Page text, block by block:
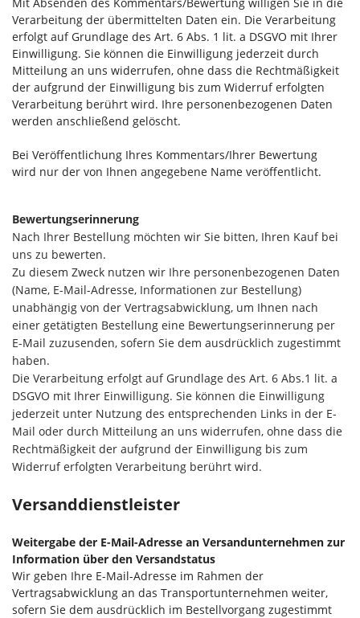
Verarbeitung der übermittelten Daten ein. Die Verarbeitung
erfolgt auf Grundlage des Art. 6 Abs. 1 lit. a DSGVO mit Ihrer
Einwilligung. Sie können die Einwilligung jederzeit durch
Mitteilung an uns widerrufen, ohne dass die Rechtmäßigkeit
der aufgrund der Einwilligung bis zum Widerruf erfolgten
Verarbeitung berührt wird. Ihre personenbezogenen Daten
werden anschließend gelöscht.
Bei Veröffentlichung Ihres Kommentars/Ihrer Bewertung
wird nur der von Ihnen angegebene Name veröffentlicht.
Bewertungserinnerung
Nach Ihrer Bestellung möchten wir Sie bitten, Ihren Kauf bei
uns zu bewerten.
Zu diesem Zweck nutzen wir Ihre personenbezogenen Daten
(Name, E-Mail-Adresse, Informationen zur Bestellung)
unabhängig von der Vertragsabwicklung, um Ihnen nach
einer getätigten Bestellung eine Bewertungserinnerung per
E-Mail zuzusenden, sofern Sie dem ausdrücklich zugestimmt
haben.
Die Verarbeitung erfolgt auf Grundlage des Art. 6 Abs.1 lit. a
DSGVO mit Ihrer Einwilligung. Sie können die Einwilligung
jederzeit unter Nutzung des entsprechenden Links in der E-
Mail oder durch Mitteilung an uns widerrufen, ohne dass die
Rechtmäßigkeit der aufgrund der Einwilligung bis zum
Widerruf erfolgten Verarbeitung berührt wird.
Versanddienstleister
Weitergabe der E-Mail-Adresse an Versandunternehmen zur
Information über den Versandstatus
Wir geben Ihre E-Mail-Adresse im Rahmen der
Vertragsabwicklung an das Transportunternehmen weiter,
sofern Sie dem ausdrücklich im Bestellvorgang zugestimmt